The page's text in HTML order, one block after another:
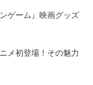
ゲーム』映画グッズ
メ初登場！その魅力